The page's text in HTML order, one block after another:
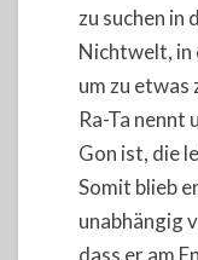
zu suchen in
Nichtwelt, in
um zu etwas
Ra-Ta nennt
Gon ist, die
Somit blieb
unabhängig
dass er am